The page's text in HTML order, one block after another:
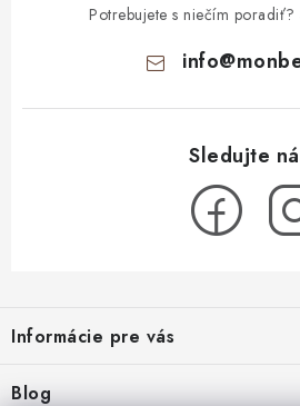
Potrebujete s niečím poradiť?
info@
p
ä
Informácie pre vás
O nás
Blog